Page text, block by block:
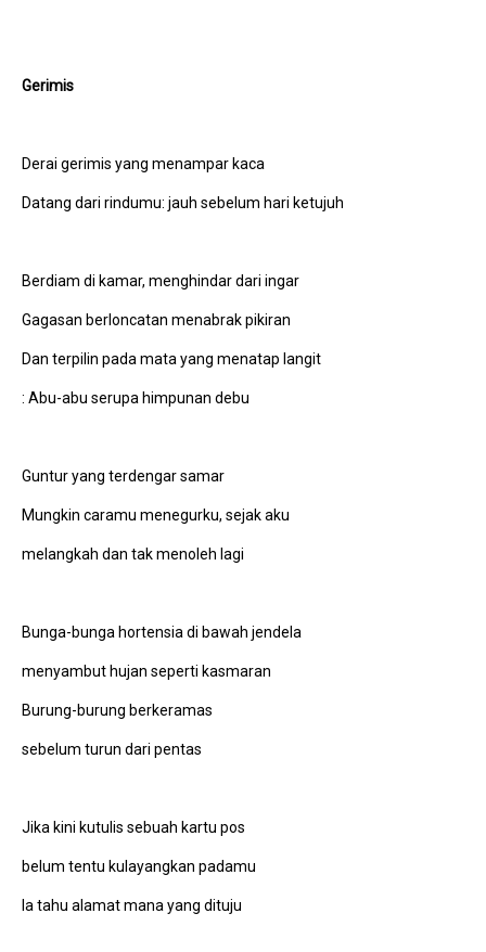
Gerimis
Derai gerimis yang menampar kaca
Datang dari rindumu: jauh sebelum hari ketujuh
Berdiam di kamar, menghindar dari ingar
Gagasan berloncatan menabrak pikiran
Dan terpilin pada mata yang menatap langit
: Abu-abu serupa himpunan debu
Guntur yang terdengar samar
Mungkin caramu menegurku, sejak aku
melangkah dan tak menoleh lagi
Bunga-bunga hortensia di bawah jendela
menyambut hujan seperti kasmaran
Burung-burung berkeramas
sebelum turun dari pentas
Jika kini kutulis sebuah kartu pos
belum tentu kulayangkan padamu
Ia tahu alamat mana yang dituju